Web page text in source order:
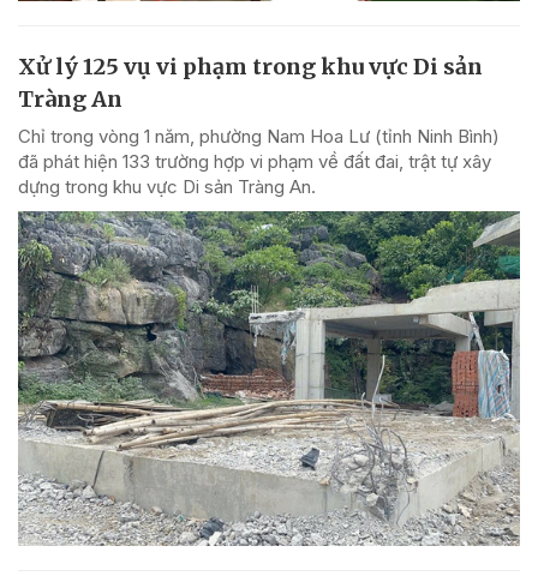
Xử lý 125 vụ vi phạm trong khu vực Di sản
Tràng An
Chỉ trong vòng 1 năm, phường Nam Hoa Lư (tỉnh Ninh Bình)
đã phát hiện 133 trường hợp vi phạm về đất đai, trật tự xây
dựng trong khu vực Di sản Tràng An.